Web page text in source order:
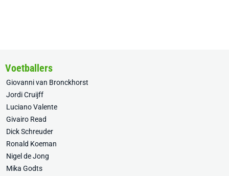
Voetballers
Giovanni van Bronckhorst
Jordi Cruijff
Luciano Valente
Givairo Read
Dick Schreuder
Ronald Koeman
Nigel de Jong
Mika Godts